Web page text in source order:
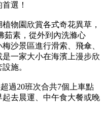
選！
物園欣賞各式奇花異草，
茹素，從外到內洗滌心
沙景區進行滑索、飛傘、
一家大小在海濱上漫步欣
施。
過20班次合共7個上車點
去晨運、中午食大餐或晚